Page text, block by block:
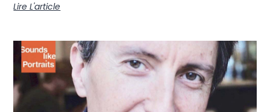
Lire L'article